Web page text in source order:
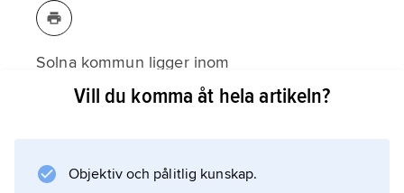
Solna kommun ligger inom
Storstockholmsregionen i Uppland
Kommuncentrum är staden Solna som
Vill du komma åt hela artikeln?
Objektiv och pålitlig kunskap.